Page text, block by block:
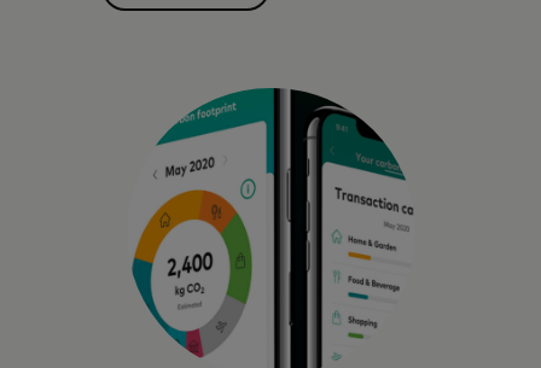
기술, 데이터 인사이트, 파트너십을 활용해
영감을 주고 정보를 제공하여, 환경을 고려한
선택을 실천 가능하게 합니다.